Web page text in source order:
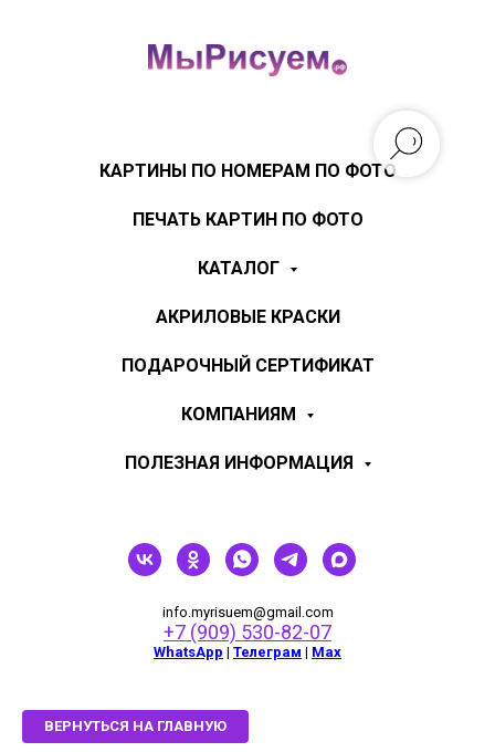
КАРТИНЫ ПО НОМЕРАМ ПО ФОТО
ПЕЧАТЬ КАРТИН ПО ФОТО
КАТАЛОГ
АКРИЛОВЫЕ КРАСКИ
ПОДАРОЧНЫЙ СЕРТИФИКАТ
КОМПАНИЯМ
ПОЛЕЗНАЯ ИНФОРМАЦИЯ
info.myrisuem@gmail.com
+7 (909) 530-82-07
WhatsApp | Телеграм | Мах
ВЕРНУТЬСЯ НА ГЛАВНУЮ